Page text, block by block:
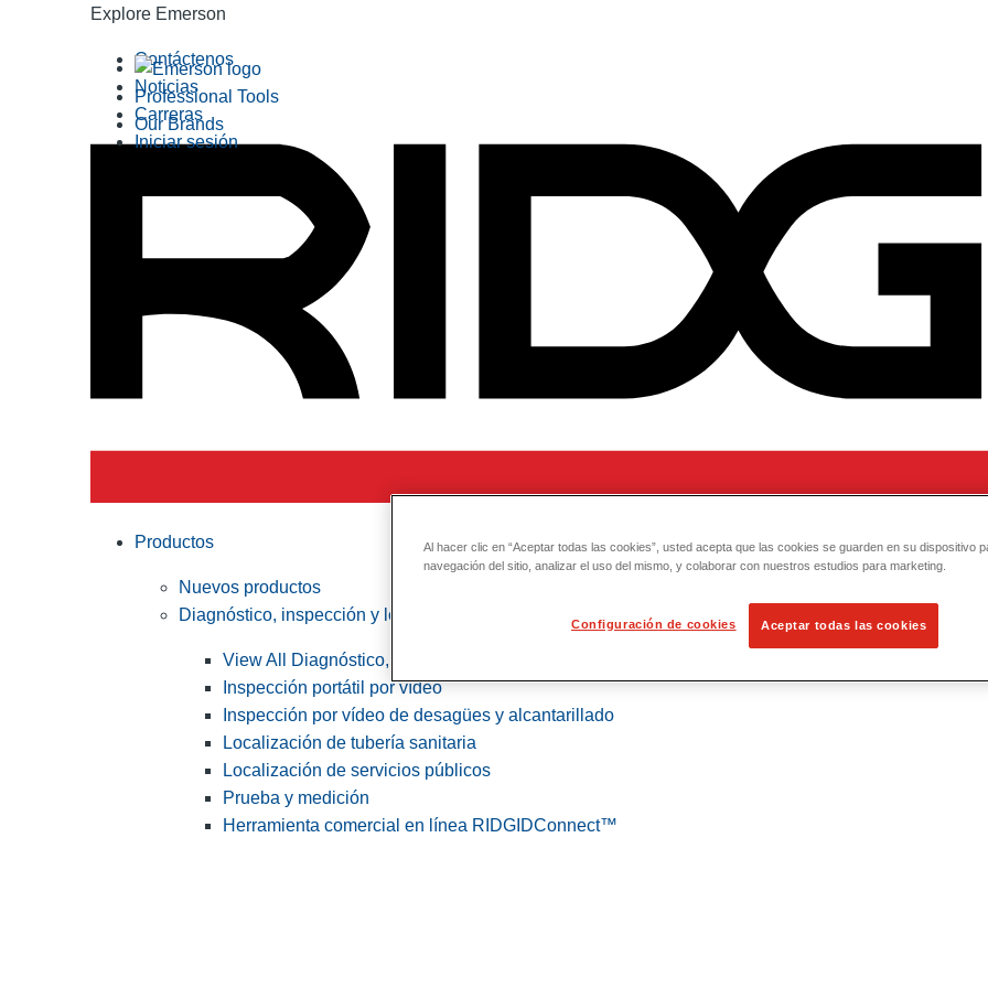
Explore Emerson
Professional Tools
Our Brands
Contáctenos
Noticias
Carreras
Iniciar sesión
Productos
Nuevos productos
Diagnóstico, inspección y localización
View All Diagnóstico, inspección y localización
Inspección portátil por vídeo
Inspección por vídeo de desagües y alcantarillado
Localización de tubería sanitaria
Localización de servicios públicos
Prueba y medición
Herramienta comercial en línea RIDGIDConnect™
Al hacer clic en “Aceptar todas las cookies”, usted acepta que las cookies se guarden en su dispositivo
navegación del sitio, analizar el uso del mismo, y colaborar con nuestros estudios para marketing.
Configuración de cookies Aceptar todas las cookies